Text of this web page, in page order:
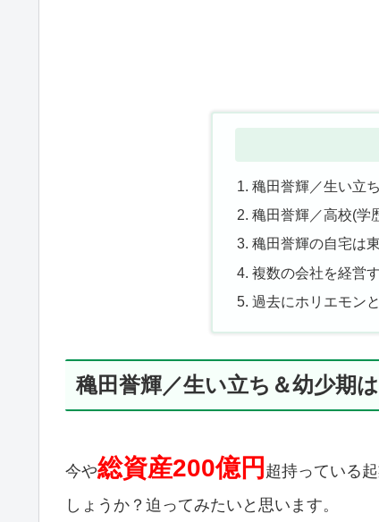
穐田誉輝／生い立
穐田誉輝／高校(学
穐田誉輝の自宅は
複数の会社を経営
過去にホリエモン
穐田誉輝／生い立ち＆幼少期
今や総資産200億円 超持っている起
しょうか？迫ってみたいと思います。